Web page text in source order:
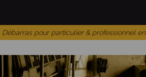
Débarras pour particulier & professionnel